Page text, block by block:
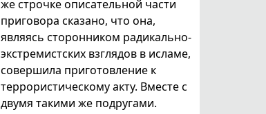
же строчке описательной части
приговора сказано, что она,
являясь сторонником радикально-
экстремистских взглядов в исламе,
совершила приготовление к
террористическому акту. Вместе с
двумя такими же подругами.